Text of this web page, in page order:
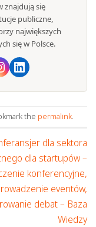
znajdują się
publiczne,
największych
się w Polsce.
the permalink.
dla sektora
dla startupów –
konferencyjne,
eventów,
debat – Baza
Wiedzy